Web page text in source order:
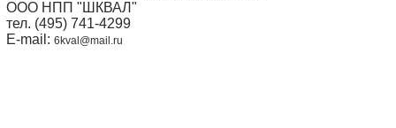
ООО НПП "ШКВАЛ"
тел. (495) 741-4299
E-mail: 6kval@mail.ru